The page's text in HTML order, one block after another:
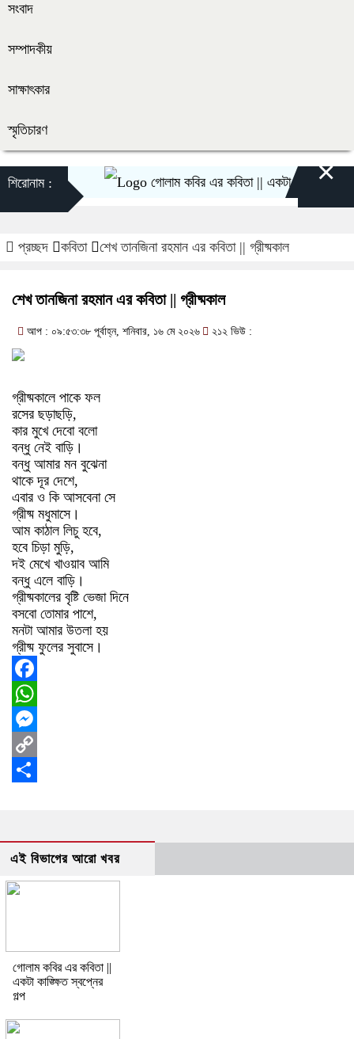
সংবাদ
সম্পাদকীয়
সাক্ষাৎকার
স্মৃতিচারণ
শিরোনাম : গোলাম কবির এর কবিতা || একটা কাঙ্ক্ষিত স্বপ্নের
×
প্রচ্ছদ কবিতা শেখ তানজিনা রহমান এর কবিতা || গ্রীষ্মকাল
শেখ তানজিনা রহমান এর কবিতা || গ্রীষ্মকাল
আপ : ০৯:৫৩:৩৮ পূর্বাহ্ন, শনিবার, ১৬ মে ২০২৬ ২১২ ভিউ :
গ্রীষ্মকালে পাকে ফল
রসের ছড়াছড়ি,
কার মুখে দেবো বলো
বন্ধু নেই বাড়ি।
বন্ধু আমার মন বুঝেনা
থাকে দূর দেশে,
এবার ও কি আসবেনা সে
গ্রীষ্ম মধুমাসে।
আম কাঠাল লিচু হবে,
হবে চিড়া মুড়ি,
দই মেখে খাওয়াব আমি
বন্ধু এলে বাড়ি।
গ্রীষ্মকালের বৃষ্টি ভেজা দিনে
বসবো তোমার পাশে,
মনটা আমার উতলা হয়
গ্রীষ্ম ফুলের সুবাসে।
Facebook
WhatsApp
Messenger
Copy
এই বিভাগের আরো খবর
গোলাম কবির এর কবিতা ||
একটা কাঙ্ক্ষিত স্বপ্নের
গল্প